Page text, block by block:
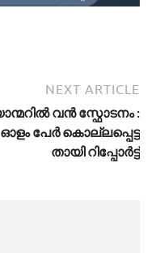
NEXT ARTICLE
വൻ ​സ്ഫോ​ട​നം :
ഓ​ളം പേ​ർ കൊ​ല്ല​പ്പെ​ട്ട​
താ​യി റിപ്പോർട്ട്